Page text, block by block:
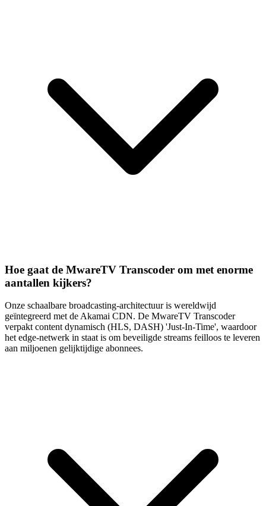
Hoe gaat de MwareTV Transcoder om met enorme
aantallen kijkers?
Onze schaalbare broadcasting-architectuur is wereldwijd
geïntegreerd met de Akamai CDN. De MwareTV Transcoder
verpakt content dynamisch (HLS, DASH) 'Just-In-Time', waardoor
het edge-netwerk in staat is om beveiligde streams feilloos te leveren
aan miljoenen gelijktijdige abonnees.